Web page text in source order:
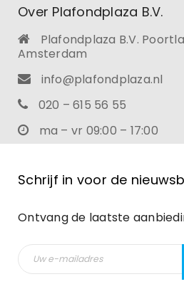
Over Plafondplaza B.V.
Plafondplaza B.V.
Amsterdam
info@plafondplaza.nl
020 – 615 56 55
ma – vr 09:00 – 17:00
Schrijf in voor de
Ontvang de laatste